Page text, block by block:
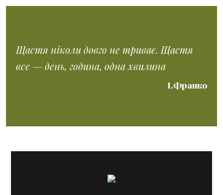
Щастя ніколи довго не триває. Щастя
все — день, година, одна хвилина
І.Франко